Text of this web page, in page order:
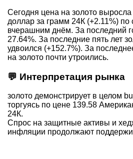
Сегодня цена на золото
доллар за грамм 24К (+2.11%)
вчерашним днём. За последний
27.64%. За последние пять лет
удвоился (+152.7%). За
на золото почти утроились.
💬 Интерпретация рынка
золото демонстрирует в целом
торгуясь по цене 139.58
24К.
Спрос на защитные активы и
инфляции продолжают